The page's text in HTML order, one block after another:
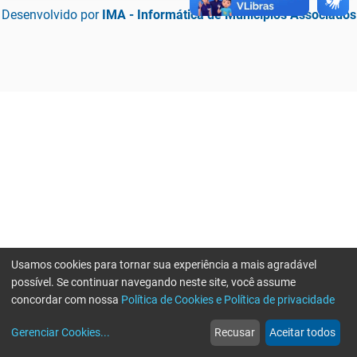
Desenvolvido por IMA - Informática de Municípios Associados
web
Notícias
more_horiz
Mais
Usamos cookies para tornar sua experiência a mais agradável
possível. Se continuar navegando neste site, você assume
concordar com nossa Política de Cookies e Política de privacidade
Gerenciar Cookies... Recusar Aceitar todos
Erro ao enviar informações, por favor tente novamente